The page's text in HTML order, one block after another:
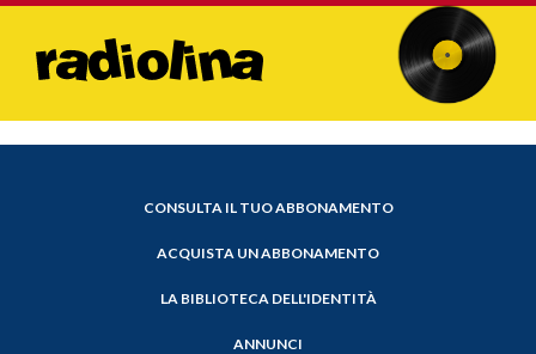
CONSULTA IL TUO ABBONAMENTO
ACQUISTA UN ABBONAMENTO
LA BIBLIOTECA DELL'IDENTITÀ
ANNUNCI